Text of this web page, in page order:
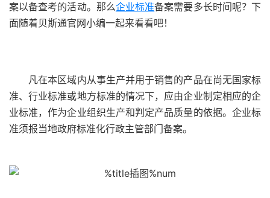
案以备查考的活动。那么企业标准备案需要多长时间呢？下
面随着贝斯通官网小编一起来看看吧！
凡在本区域内从事生产并用于销售的产品在尚无国家标
准、行业标准或地方标准的情况下，应由企业制定相应的企
业标准，作为企业组织生产和判定产品质量的依据。企业标
准须报当地政府标准化行政主管部门备案。